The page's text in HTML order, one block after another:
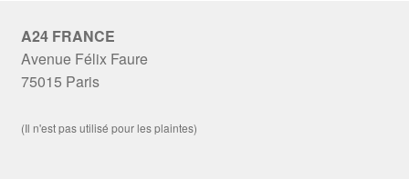
A24 FRANCE
Avenue Félix Faure
75015 Paris
(Il n'est pas utilisé pour les plaintes)